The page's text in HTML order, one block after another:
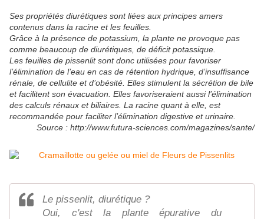
Ses propriétés diurétiques sont liées aux principes amers
contenus dans la racine et les feuilles.
Grâce à la présence de potassium, la plante ne provoque pas
comme beaucoup de diurétiques, de déficit potassique.
Les feuilles de pissenlit sont donc utilisées pour favoriser
l’élimination de l’eau en cas de rétention hydrique, d’insuffisance
rénale, de cellulite et d’obésité. Elles stimulent la sécrétion de bile
et facilitent son évacuation. Elles favoriseraient aussi l’élimination
des calculs rénaux et biliaires. La racine quant à elle, est
recommandée pour faciliter l’élimination digestive et urinaire.
Source : http://www.futura-sciences.com/magazines/sante/
Le pissenlit, diurétique ?
Oui, c'est la plante épurative du